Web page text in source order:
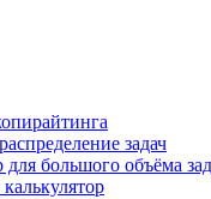
задач
для большого объёма